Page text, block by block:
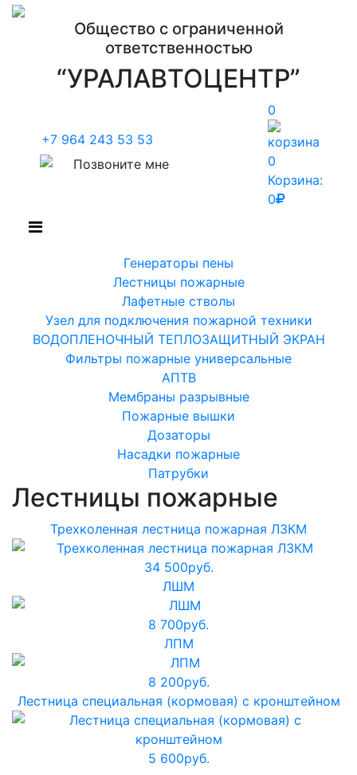
Общество с ограниченной
ответственностью
“УРАЛАВТОЦЕНТР”
+7 964 243 53 53
Позвоните мне
0
0
Корзина:
0
Генераторы пены
Лестницы пожарные
Лафетные стволы
Узел для подключения пожарной техники
ВОДОПЛЕНОЧНЫЙ ТЕПЛОЗАЩИТНЫЙ ЭКРАН
Фильтры пожарные универсальные
АПТВ
Мембраны разрывные
Пожарные вышки
Дозаторы
Насадки пожарные
Патрубки
Лестницы пожарные
Трехколенная лестница пожарная ЛЗКМ
34 500руб.
ЛШМ
8 700руб.
ЛПМ
8 200руб.
Лестница специальная (кормовая) с кронштейном
5 600руб.